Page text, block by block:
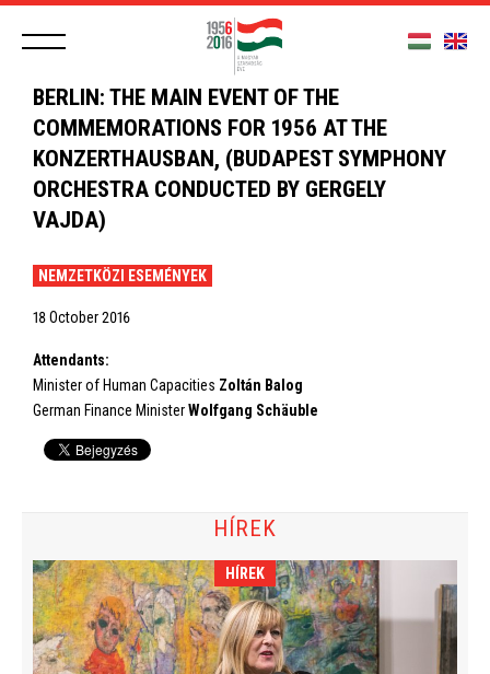
BERLIN: THE MAIN EVENT OF THE
COMMEMORATIONS FOR 1956 AT THE
KONZERTHAUSBAN, (BUDAPEST SYMPHONY
ORCHESTRA CONDUCTED BY GERGELY
VAJDA)
NEMZETKÖZI ESEMÉNYEK
18 October 2016
Attendants:
Minister of Human Capacities Zoltán Balog
German Finance MinisterWolfgang Schäuble
HÍREK
HÍREK